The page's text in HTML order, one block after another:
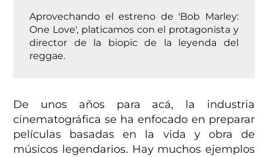
Aprovechando el estreno de 'Bob Marley:
One Love', platicamos con el protagonista y
director de la biopic de la leyenda del
reggae.
De unos años para acá, la industria
cinematográfica se ha enfocado en preparar
películas basadas en la vida y obra de
músicos legendarios. Hay muchos ejemplos